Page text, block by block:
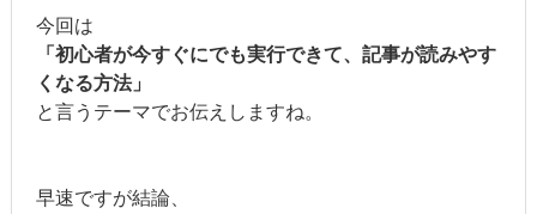
今回は
「初心者が今すぐにでも実行できて、記事が読みやす
くなる方法」
と言うテーマでお伝えしますね。
早速ですが結論、